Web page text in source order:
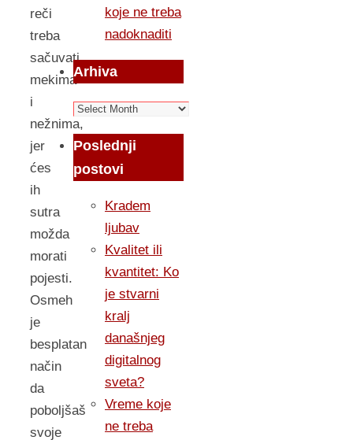
reči
treba
sačuvati
mekima
i
nežnima,
jer
ćes
ih
sutra
možda
morati
pojesti.
Osmeh
je
besplatan
način
da
poboljšaš
svoje
koje ne treba
nadoknaditi
Arhiva
Arhiva
Poslednji
postovi
Kradem
ljubav
Kvalitet ili
kvantitet: Ko
je stvarni
kralj
današnjeg
digitalnog
sveta?
Vreme koje
ne treba